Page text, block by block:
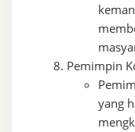
Pemimpin
yang